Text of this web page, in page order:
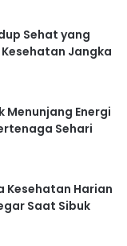
Sehat yang
Jangka
Menunjang Energi
Sehari
Kesehatan Harian
Saat Sibuk